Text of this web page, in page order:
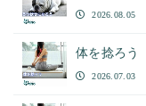
2026.08.05
体を捻ろ
2026.07.03